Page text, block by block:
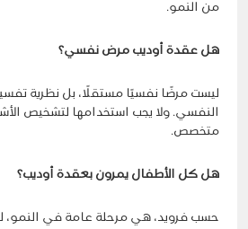
من النمو.
هل عقدة أوديب مرض نفسي؟
ليست مرضًا نفسيًا مستقلًا، بل نظرية
النفسي. ولا يجب استخدامها لتشخيص
متخصص.
هل كل الأطفال يمرون بعقدة أوديب؟
حسب فرويد، هي مرحلة عامة في النمو،